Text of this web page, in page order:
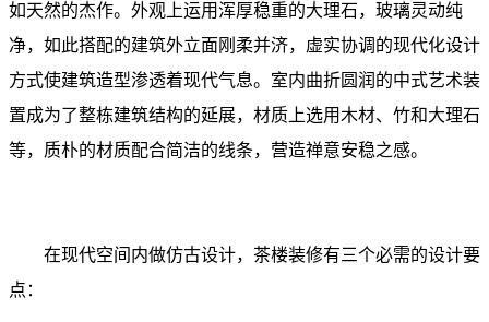
如天然的杰作。外观上运用浑厚稳重的大理石，玻璃灵动纯
净，如此搭配的建筑外立面刚柔并济，虚实协调的现代化设计
方式使建筑造型渗透着现代气息。室内曲折圆润的中式艺术装
置成为了整栋建筑结构的延展，材质上选用木材、竹和大理石
等，质朴的材质配合简洁的线条，营造禅意安稳之感。
在现代空间内做仿古设计，茶楼装修有三个必需的设计要
点：